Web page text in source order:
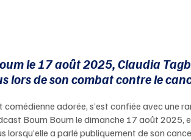
le 17 août 2025, Claudia
lors de son combat contre le
adorée, s’est confiée avec une
Boum Boum le dimanche 17 août 2025,
lorsqu’elle a parlé publiquement de son